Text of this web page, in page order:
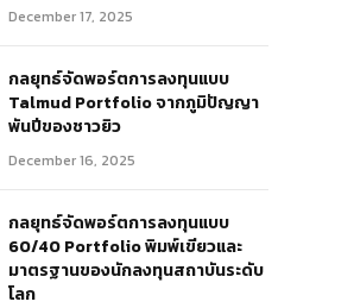
December 17, 2025
กลยุทธ์จัดพอร์ตการลงทุนแบบ
Talmud Portfolio จากภูมิปัญญา
พันปีของชาวยิว
December 16, 2025
กลยุทธ์จัดพอร์ตการลงทุนแบบ
60/40 Portfolio พิมพ์เขียวและ
มาตรฐานของนักลงทุนสถาบันระดับ
โลก